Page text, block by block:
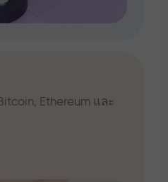
Ethereum และ